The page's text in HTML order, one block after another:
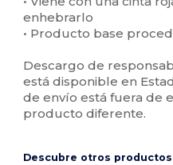
enhebrarlo
• Producto base
Descargo de
está disponible en
de envío está fuera de
producto diferente.
Descubre otros productos